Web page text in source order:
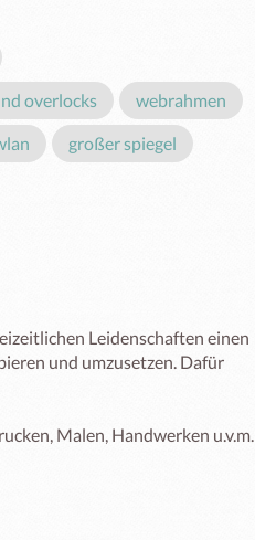
overlocks webrahmen
großer spiegel
Leidenschaften einen
und umzusetzen. Dafür
Malen, Handwerken u.v.m.